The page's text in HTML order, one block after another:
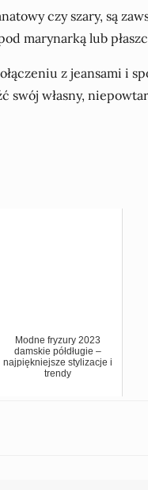
czy szary, są
marynarką lub
z jeansami i
swój własny,
Modne fryzury 2023
damskie półdługie –
najpiękniejsze stylizacje i
trendy